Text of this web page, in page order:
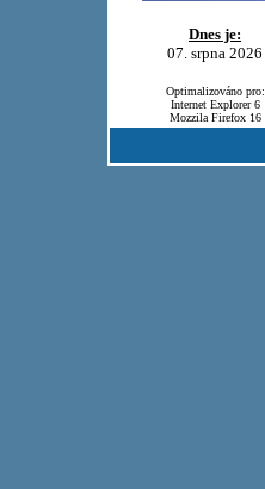
Dnes je:
07. srpna 2026
Optimalizováno pro:
Internet Explorer 6
Mozzila Firefox 16